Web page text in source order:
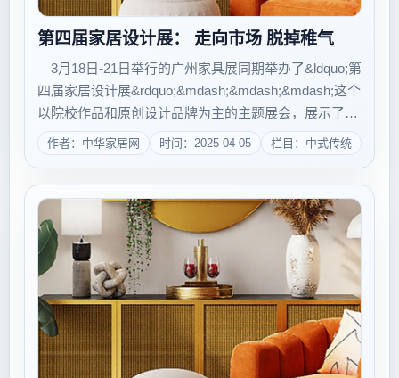
第四届家居设计展： 走向市场 脱掉稚气
3月18日-21日举行的广州家具展同期举办了&ldquo;第
四届家居设计展&rdquo;&mdash;&mdash;&mdash;这个
以院校作品和原创设计品牌为主的主题展会，展示了当
下青年设计师最新锐的设计作品。 可以看出，今年
的学生设计不再仅仅停留在天马行空的想象了，以中央
作者：中华家居网 时间：2025-04-05 栏目：中式传统